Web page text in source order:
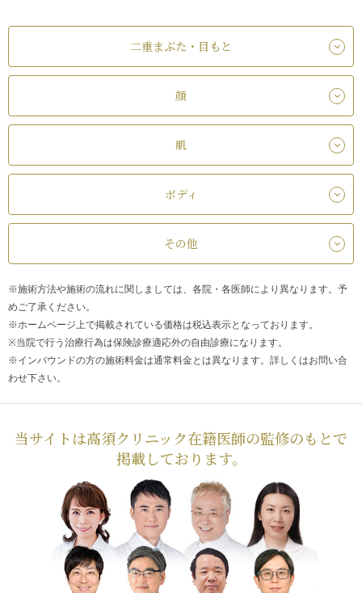
二重まぶた・目もと
顔
肌
ボディ
その他
※施術方法や施術の流れに関しましては、各院・各医師により異なります。予
めご了承ください。
※ホームページ上で掲載されている価格は税込表示となっております。
※当院で行う治療行為は保険診療適応外の自由診療になります。
※インバウンドの方の施術料金は通常料金とは異なります。詳しくはお問い合
わせ下さい。
当サイトは高須クリニック在籍医師の監修のもとで
掲載しております。